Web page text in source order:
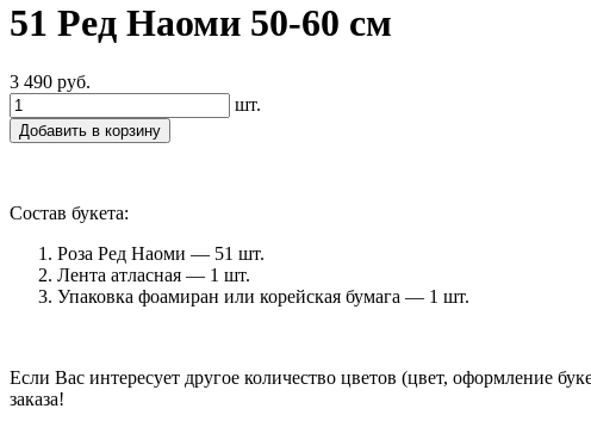
51 Ред Наоми 50-60 см
3 490 руб.
шт.
Добавить в корзину
Состав букета:
Роза Ред Наоми — 51 шт.
Лента атласная — 1 шт.
Упаковка фоамиран или корейская бумага — 1 шт.
Если Вас интересует другое количество цветов (цвет, оформление
заказа!